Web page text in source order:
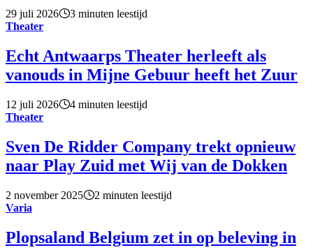
29 juli 2026
3 minuten leestijd
Theater
Echt Antwaarps Theater herleeft als
vanouds in Mijne Gebuur heeft het Zuur
12 juli 2026
4 minuten leestijd
Theater
Sven De Ridder Company trekt opnieuw
naar Play Zuid met Wij van de Dokken
2 november 2025
2 minuten leestijd
Varia
Plopsaland Belgium zet in op beleving in